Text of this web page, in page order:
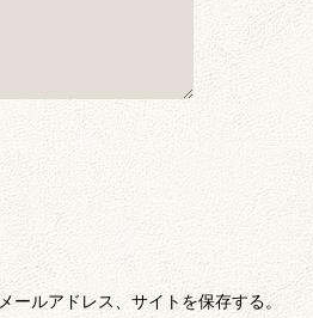
ールアドレス、サイトを保存する。